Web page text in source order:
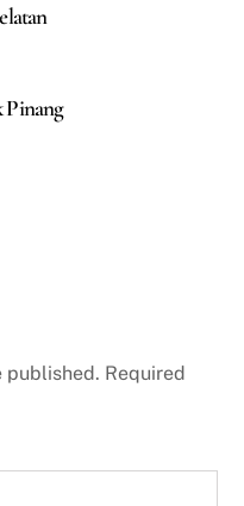
Pinang
published. Required